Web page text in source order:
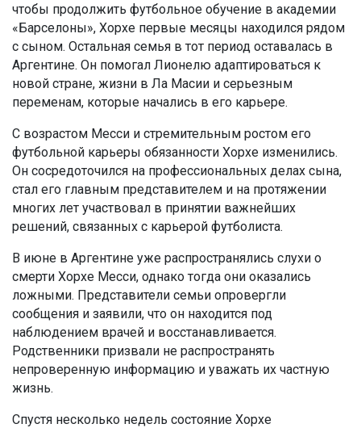
чтобы продолжить футбольное обучение в академии
«Барселоны», Хорхе первые месяцы находился рядом
с сыном. Остальная семья в тот период оставалась в
Аргентине. Он помогал Лионелю адаптироваться к
новой стране, жизни в Ла Масии и серьезным
переменам, которые начались в его карьере.
С возрастом Месси и стремительным ростом его
футбольной карьеры обязанности Хорхе изменились.
Он сосредоточился на профессиональных делах сына,
стал его главным представителем и на протяжении
многих лет участвовал в принятии важнейших
решений, связанных с карьерой футболиста.
В июне в Аргентине уже распространялись слухи о
смерти Хорхе Месси, однако тогда они оказались
ложными. Представители семьи опровергли
сообщения и заявили, что он находится под
наблюдением врачей и восстанавливается.
Родственники призвали не распространять
непроверенную информацию и уважать их частную
жизнь.
Спустя несколько недель состояние Хорхе